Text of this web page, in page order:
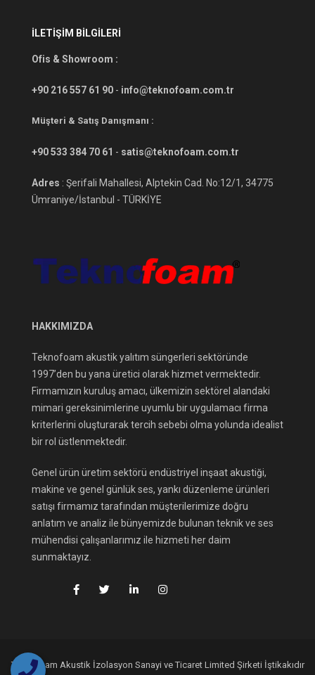
İLETİŞİM BİLGİLERİ
Ofis & Showroom :
+90 216 557 61 90 - info@teknofoam.com.tr
Müşteri & Satış Danışmanı :
+90 533 384 70 61 - satis@teknofoam.com.tr
Adres : Şerifali Mahallesi, Alptekin Cad. No:12/1, 34775
Ümraniye/İstanbul - TÜRKİYE
HAKKIMIZDA
Teknofoam akustik yalıtım süngerleri sektöründe
1997’den bu yana üretici olarak hizmet vermektedir.
Firmamızın kuruluş amacı, ülkemizin sektörel alandaki
mimari gereksinimlerine uyumlu bir uygulamacı firma
kriterlerini oluşturarak tercih sebebi olma yolunda idealist
bir rol üstlenmektedir.
Genel ürün üretim sektörü endüstriyel inşaat akustiği,
makine ve genel günlük ses, yankı düzenleme ürünleri
satışı firmamız tarafından müşterilerimize doğru
anlatım ve analiz ile bünyemizde bulunan teknik ve ses
mühendisi çalışanlarımız ile hizmeti her daim
sunmaktayız.
Teknofoam Akustik İzolasyon Sanayi ve Ticaret Limited Şirketi İştikakıdır